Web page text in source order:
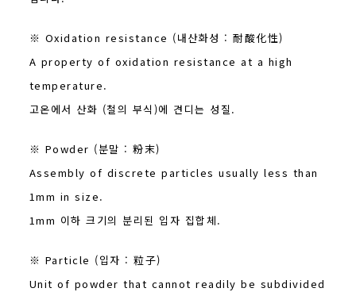
※ Oxidation resistance (내산화성 : 耐酸化性)
A property of oxidation resistance at a high
temperature.
고온에서 산화 (철의 부식)에 견디는 성질.
※ Powder (분말 : 粉末)
Assembly of discrete particles usually less than
1mm in size.
1mm 이하 크기의 분리된 입자 집합체.
※ Particle (입자 : 粒子)
Unit of powder that cannot readily be subdivided